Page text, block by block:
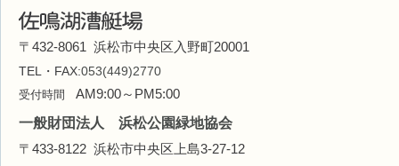
〒432-8061 浜松市中央区入野町20001
TEL・FAX:053(449)2770
受付時間
AM9:00～PM5:00
一般財団法人 浜松公園緑地協会
〒433-8122 浜松市中央区上島3-27-12